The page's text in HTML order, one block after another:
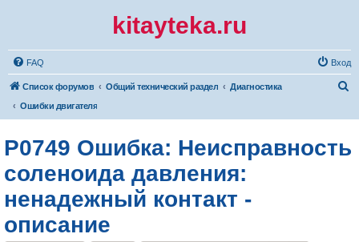
kitayteka.ru
FAQ Вход
Список форумов Общий технический раздел
Диагностика
Ошибки двигателя
P0749 Ошибка: Неисправность
соленоида давления:
ненадежный контакт -
описание